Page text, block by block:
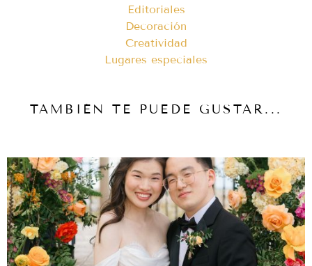
Editoriales
Decoración
Creatividad
Lugares especiales
TAMBIÉN TE PUEDE GUSTAR...